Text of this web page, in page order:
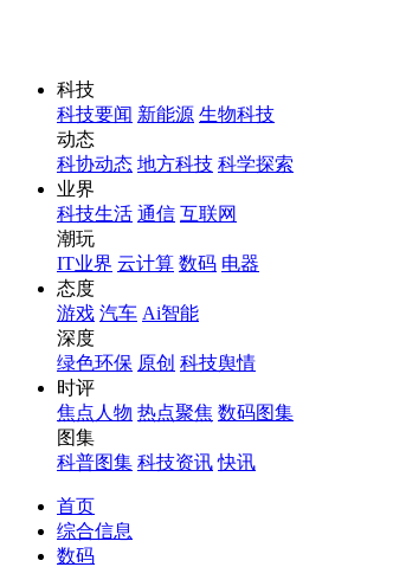
科技
科技要闻 新能源 生物科技
动态
科协动态 地方科技 科学探索
业界
科技生活 通信 互联网
潮玩
IT业界 云计算 数码 电器
态度
游戏 汽车 Ai智能
深度
绿色环保 原创 科技舆情
时评
焦点人物 热点聚焦 数码图集
图集
科普图集 科技资讯 快讯
首页
综合信息
数码